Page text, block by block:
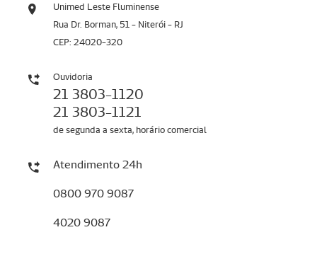
Unimed Leste Fluminense
Rua Dr. Borman, 51 - Niterói - RJ
CEP: 24020-320
Ouvidoria
21 3803-1120
21 3803-1121
de segunda a sexta, horário comercial
Atendimento 24h
0800 970 9087
4020 9087